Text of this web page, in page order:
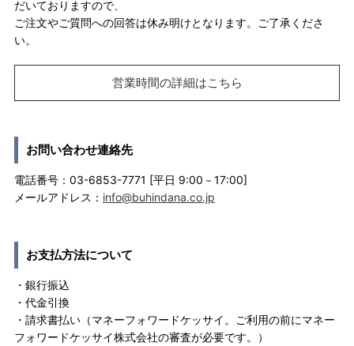
だいておりますので、
ご注文やご質問への回答は休み明けとなります。ご了承くださ
い。
営業時間の詳細はこちら
お問い合わせ連絡先
電話番号：03-6853-7771 [平日 9:00－17:00]
メールアドレス： info@buhindana.co.jp
お支払方法について
・銀行振込
・代金引換
・請求書払い（マネーフォワードケッサイ。ご利用の前にマネー
フォワードケッサイ株式会社の審査が必要です。）